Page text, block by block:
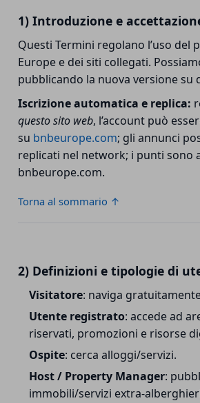
1) Introduzione e
Questi Termini regolano l’uso del
Europe e dei siti collegati.
pubblicando la nuova versione su
Iscrizione automatica e replica:
questo sito web, l’account può
su bnbeurope.com; gli annunci
replicati nel network; i punti sono
bnbeurope.com.
Torna al sommario ↑
2) Definizioni e tipologie di
Visitatore: naviga
Utente registrato: accede ad
riservati, promozioni e risorse
Ospite: cerca alloggi/servizi.
Host / Property Manager:
immobili/servizi extra-